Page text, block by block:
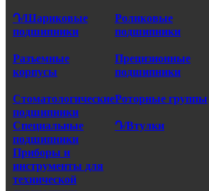
Դ/Шариковые
подшипники
Роликовые
подшипники
Разъемные
корпусы
Прецизионные
подшипники
Стоматологические
подшипники
Роторные группы
Специальные
подшипники
Դ/Втулки
Приборы и
инструменты для
технической